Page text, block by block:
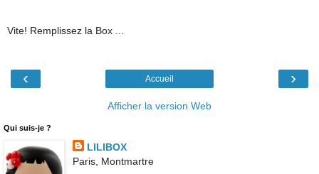
Vite! Remplissez la Box ...
‹ ›
Accueil
Afficher la version Web
Qui suis-je ?
LILIBOX
Paris, Montmartre